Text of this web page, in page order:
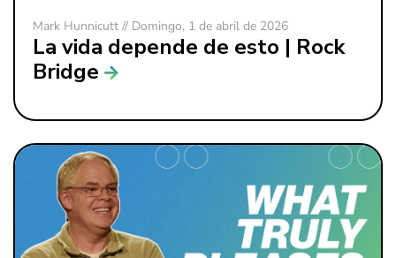
Mark Hunnicutt // Domingo, 1 de abril de 2026
La vida depende de esto | Rock
Bridge